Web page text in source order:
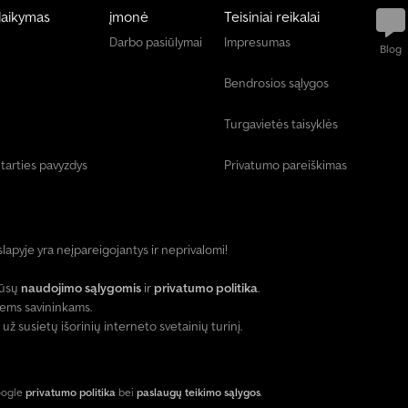
a
+
9
pavyzdys
įmonė
Darbo pasiūlymai
Teisiniai reikalai
Impresumas
Bendrosios sąlygos
Turgavietės taisyklės
Privatumo pareiškimas
Blog
yra neįpareigojantys ir neprivalomi!
naudojimo sąlygomis ir privatumo politika.
savininkams.
susietų išorinių interneto svetainių turinį.
privatumo politika bei paslaugų teikimo sąlygos.